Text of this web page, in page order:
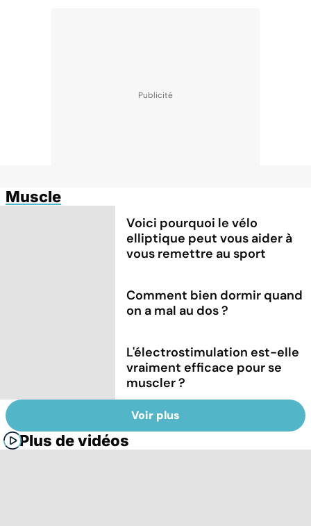
Muscle
Voici pourquoi le vélo
elliptique peut vous aider à
vous remettre au sport
Comment bien dormir quand
on a mal au dos ?
L'électrostimulation est-elle
vraiment efficace pour se
muscler ?
Voir plus
Plus de vidéos